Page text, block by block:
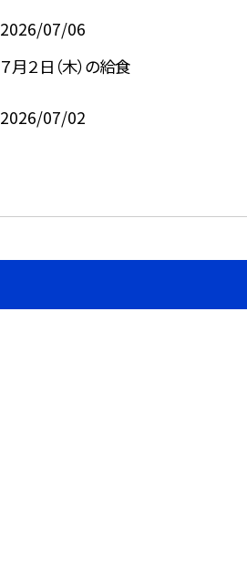
2026/07/06
７月２日（木）の給食
2026/07/02